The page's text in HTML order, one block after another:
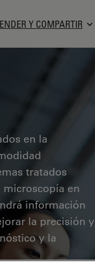
Y COMPARTIR
en la
tratados
en
información
la precisión y
y la